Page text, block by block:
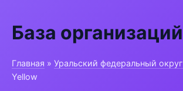
База организаций
Главная » Уральский федеральный округ
Yellow